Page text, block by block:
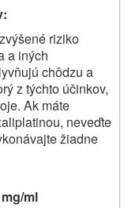
riziko
a iných
chôdzu a
z týchto účinkov,
Ak máte
neveďte
žiadne
ml